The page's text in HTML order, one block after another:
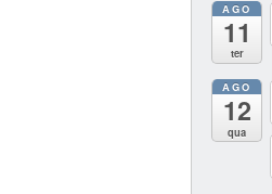
AGO
11
ter
AGO
12
qua